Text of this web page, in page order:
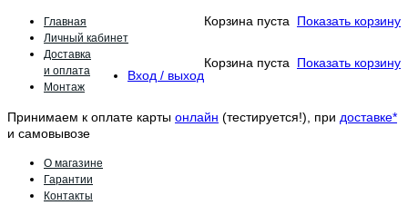
Корзина пуста Показать корзину
Корзина пуста
Показать корзину
Вход / выход
Принимаем к оплате карты онлайн (тестируется!), при доставке*
и самовывозе
Главная
Личный кабинет
Доставка
и оплата
Монтаж
О магазине
Гарантии
Контакты